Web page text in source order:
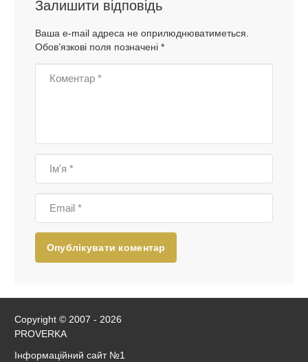
Залишити відповідь
Ваша e-mail адреса не оприлюднюватиметься.
Обов’язкові поля позначені *
Опублікувати коментар
Copyright © 2007 - 2026
PROVERKA
Інформаційний сайт №1